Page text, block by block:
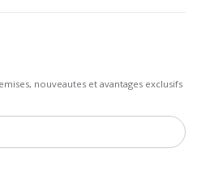
nouveautes et avantages exclusifs